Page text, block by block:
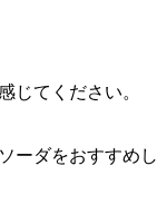
じてください。
ーダをおすすめし